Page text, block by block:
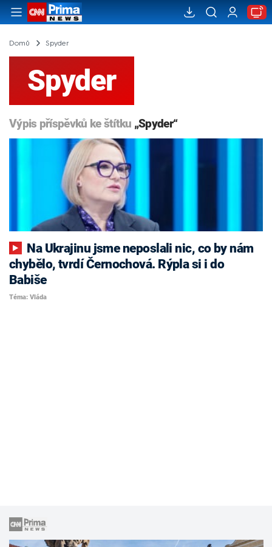
Domů Spyder
Spyder
Výpis příspěvků ke štítku „Spyder“
chybělo, tvrdí Černochová. Rýpla si i do
Babiše
Téma: Vláda